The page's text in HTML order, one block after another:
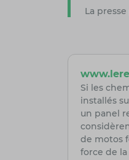
La
Si les
installés
un panel
de motos
force de